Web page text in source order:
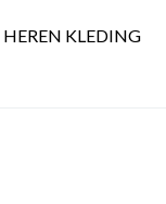
HEREN KLEDING